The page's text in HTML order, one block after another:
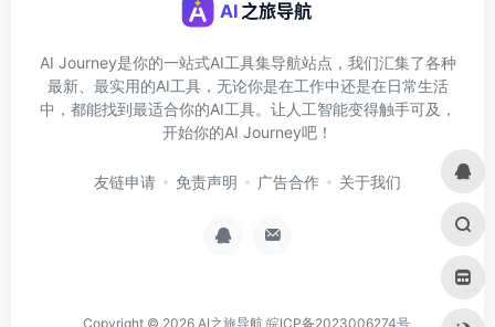
AI Journey是你的一站式AI工具集导航站点，我们汇集了各种
最新、最实用的AI工具，无论你是在工作中还是在日常生活
中，都能找到最适合你的AI工具。让人工智能变得触手可及，
开始你的AI Journey吧！
友链申请 免责声明 广告合作 关于我们
Copyright © 2026 AI之旅导航 皖ICP备2023006274号